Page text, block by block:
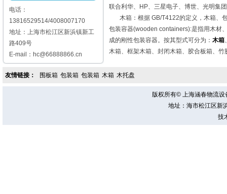
电话：
13816529514/4008007170
地址：上海市松江区新浜镇新工
路409号
E-mail：hc@66888866.cn
联合利华、HP、三星电子、博世、光明集
木箱：根据 GB/T4122的定义，木箱、
包装容器(wooden containers):是指用木材
成的刚性包装容器。按其型式可分为： 木箱
木箱、框架木箱、封闭木箱、胶合板箱、
友情链接： 围板箱 包装箱 包装箱 木箱 木托盘
版权所有© 上海涵春物流
地址：海市松江区新
技